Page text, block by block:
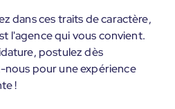
dans ces traits de caractère,
l'agence qui vous convient.
postulez dès
pour une expérience
!